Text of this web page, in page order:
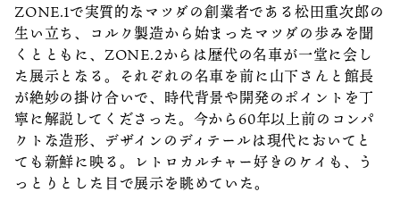
ZONE.1で実質的なマツダの創業者である松田重次郎の
生い立ち、コルク製造から始まったマツダの歩みを聞
くとともに、ZONE.2からは歴代の名車が一堂に会し
た展示となる。それぞれの名車を前に山下さんと館長
が絶妙の掛け合いで、時代背景や開発のポイントを丁
寧に解説してくださった。今から60年以上前のコンパ
クトな造形、デザインのディテールは現代においてと
ても新鮮に映る。レトロカルチャー好きのケイも、う
っとりとした目で展示を眺めていた。